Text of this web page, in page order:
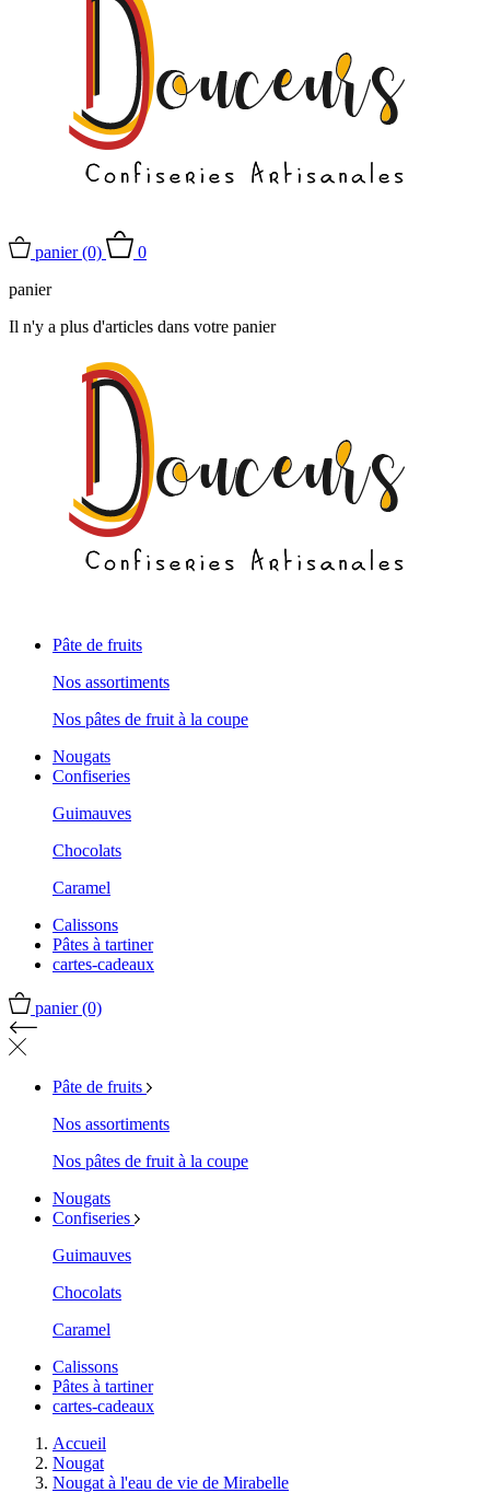
panier(0)
0
panier
Il n'y a plus d'articles dans votre panier
Pâte de fruits
Nos assortiments
Nos pâtes de fruit à la coupe
Nougats
Confiseries
Guimauves
Chocolats
Caramel
Calissons
Pâtes à tartiner
cartes-cadeaux
panier(0)
Pâte de fruits
Nos assortiments
Nos pâtes de fruit à la coupe
Nougats
Confiseries
Guimauves
Chocolats
Caramel
Calissons
Pâtes à tartiner
cartes-cadeaux
Accueil
Nougat
Nougat à l'eau de vie de Mirabelle